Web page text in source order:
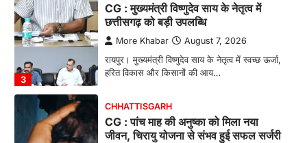
3
CG : मुख्यमंत्री विष्णुदेव साय के नेतृत्व में
छत्तीसगढ़ को बड़ी उपलब्धि
More Khabar August 7, 2026
रायपुर। मुख्यमंत्री विष्णुदेव साय के नेतृत्व में स्वच्छ ऊर्जा,
हरित विकास और किसानों की आय…
CHHATTISGARH
CG : पांच माह की अनुष्का को मिला नया
जीवन, चिरायु योजना से संभव हुई सफल सर्जरी